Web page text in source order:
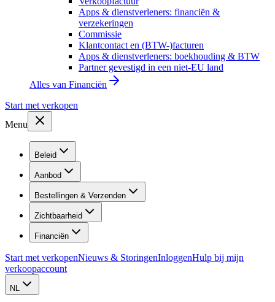
Apps & dienstverleners: financiën &
verzekeringen
Commissie
Klantcontact en (BTW-)facturen
Apps & dienstverleners: boekhouding & BTW
Partner gevestigd in een niet-EU land
Alles van Financiën
Start met verkopen
Menu
Beleid
Aanbod
Bestellingen & Verzenden
Zichtbaarheid
Financiën
Start met verkopenNieuws & StoringenInloggenHulp bij mijn
verkoopaccount
NL